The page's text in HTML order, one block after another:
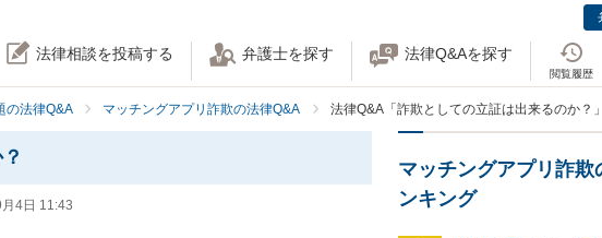
法律相談を投稿する 弁護士を探す 法律Q&Aを探す
閲覧履歴
の法律Q&A マッチングアプリ詐欺の法律Q&A 法律Q&A「詐欺としての立証は出来るのか？」
4日 11:43
マッチングアプリ詐欺
ンキング